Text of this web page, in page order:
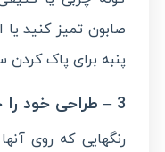
صابون تمیز کنید
پنبه برای پاک
3 – طراحی خود را خارج از لیوان قرار دهید.
رنگهایی که روی